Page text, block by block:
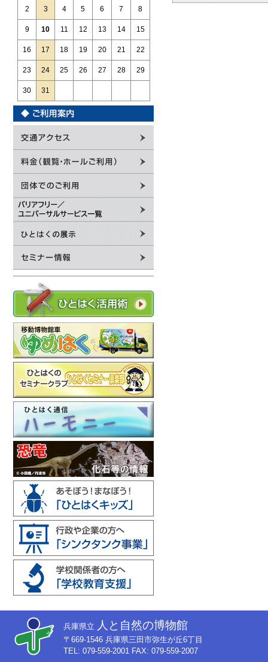
2 3 4 5 6 7 8
9 10 11 12 13 14 15
16 17 18 19 20 21 22
23 24 25 26 27 28 29
30 31
兵庫県立 人と自然の博物館
〒669-1546 兵庫県三田市弥生が丘6丁目
TEL: 079-559-2001 FAX: 079-559-2007